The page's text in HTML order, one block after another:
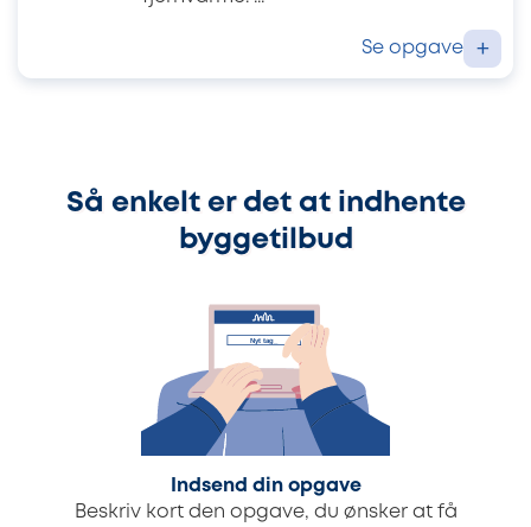
Se opgave +
Så enkelt er det at indhente
byggetilbud
Indsend din opgave
Beskriv kort den opgave, du ønsker at få